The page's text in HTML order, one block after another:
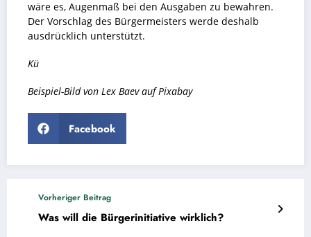
wäre es, Augenmaß bei den Ausgaben zu bewahren.
Der Vorschlag des Bürgermeisters werde deshalb
ausdrücklich unterstützt.
Kü
Beispiel-Bild von Lex BaevaufPixabay
Facebook
Vorheriger Beitrag
Was will die Bürgerinitiative wirklich?